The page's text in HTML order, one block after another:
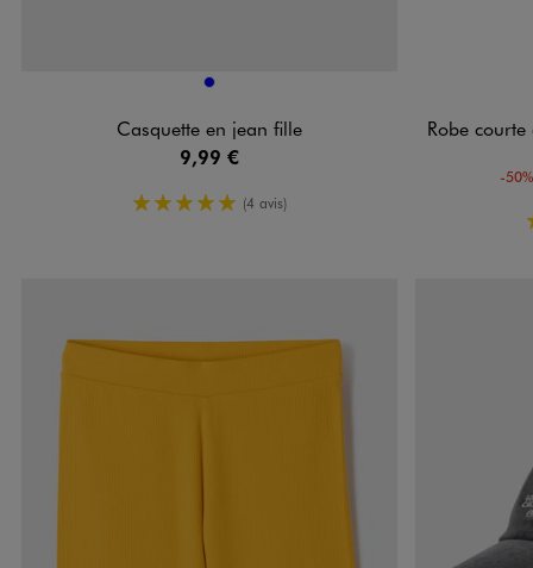
Disponible en 1 colorisBLEU
Casquette en jean fille
9,99 €
5/5 de moyenne
(4 avis)
Robe courte à
-